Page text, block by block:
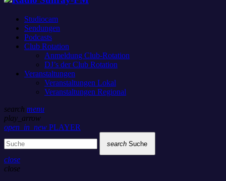
Studiocam
Sendungen
Podcasts
Club Rotation
Anmeldung Club-Rotation
DJ’s der Club Rotation
Veranstaltungen
Veranstaltungen Lokal
Veranstaltungen Regional
search menu
play_arrow
open_in_new PLAYER
search Suche
close
close